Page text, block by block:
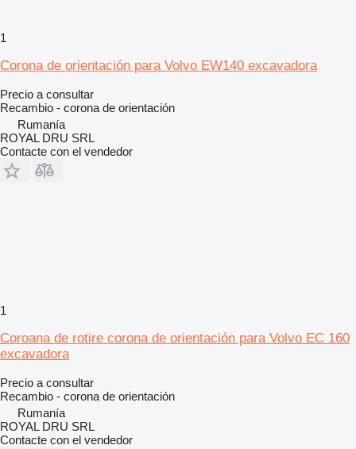
1
Corona de orientación para Volvo EW140 excavadora
Precio a consultar
Recambio - corona de orientación
Rumanía
ROYAL DRU SRL
Contacte con el vendedor
1
Coroana de rotire corona de orientación para Volvo EC 160
excavadora
Precio a consultar
Recambio - corona de orientación
Rumanía
ROYAL DRU SRL
Contacte con el vendedor